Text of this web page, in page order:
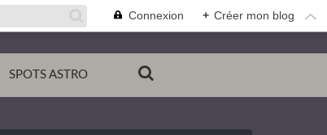
Connexion + Créer mon blog
SPOTS ASTRO